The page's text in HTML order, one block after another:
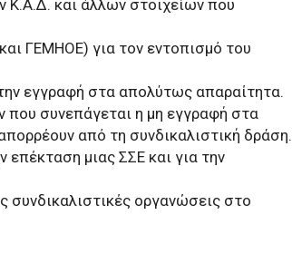
Κ.Α.Δ. και άλλων στοιχείων που
ΓΕΜΗΟΕ) για τον εντοπισμό του
εγγραφή στα απολύτως απαραίτητα.
συνεπάγεται η μη εγγραφή στα
από τη συνδικαλιστική δράση.
μιας ΣΣΕ και για την
συνδικαλιστικές οργανώσεις στο